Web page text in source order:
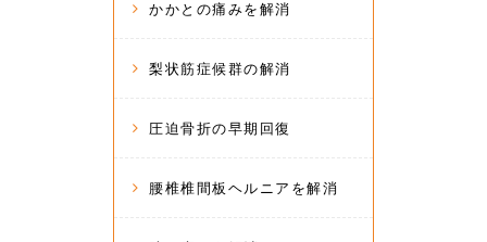
かかとの痛みを解消
梨状筋症候群の解消
圧迫骨折の早期回復
腰椎椎間板ヘルニアを解消